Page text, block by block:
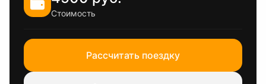
Стоимость
Рассчитать поездку